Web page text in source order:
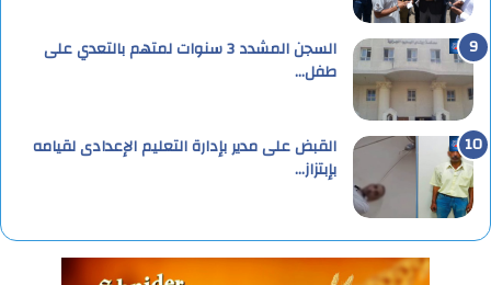
السجن المشدد 3 سنوات لمتهم بالتعدي على
طفل…
القبض على مدير بإدارة التعليم الإعدادى لقيامه
بإبتزاز…